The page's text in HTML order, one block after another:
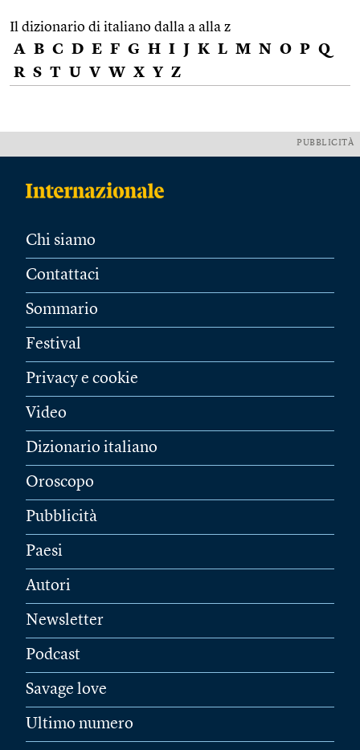
Il dizionario di italiano dalla a alla z
A B C D E F G H I J K L M N O P Q
R S T U V W X Y Z
PUBBLICITÀ
Chi siamo
Contattaci
Sommario
Festival
Privacy e cookie
Video
Dizionario italiano
Oroscopo
Pubblicità
Paesi
Autori
Newsletter
Podcast
Savage love
Ultimo numero